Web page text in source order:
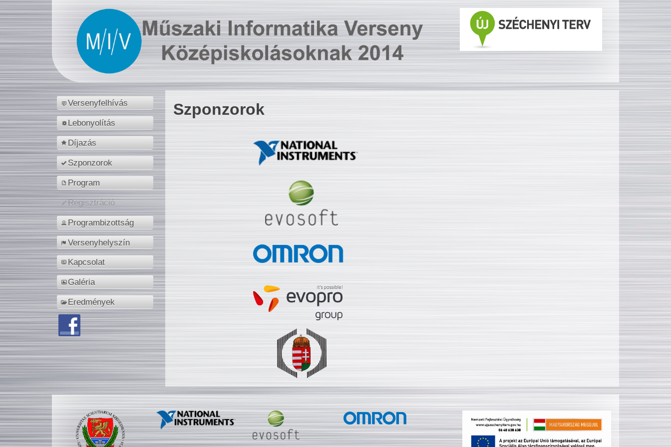
Versenyfelhívás
Lebonyolítás
Díjazás
Szponzorok
Program
Regisztráció
Programbizottság
Versenyhelyszín
Kapcsolat
Galéria
Eredmények
Szponzorok